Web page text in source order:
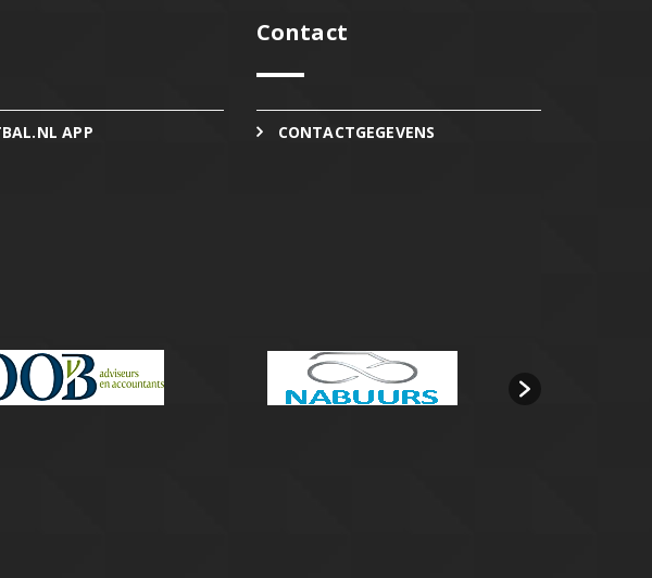
APP
Contact
CONTACTGEGEVENS